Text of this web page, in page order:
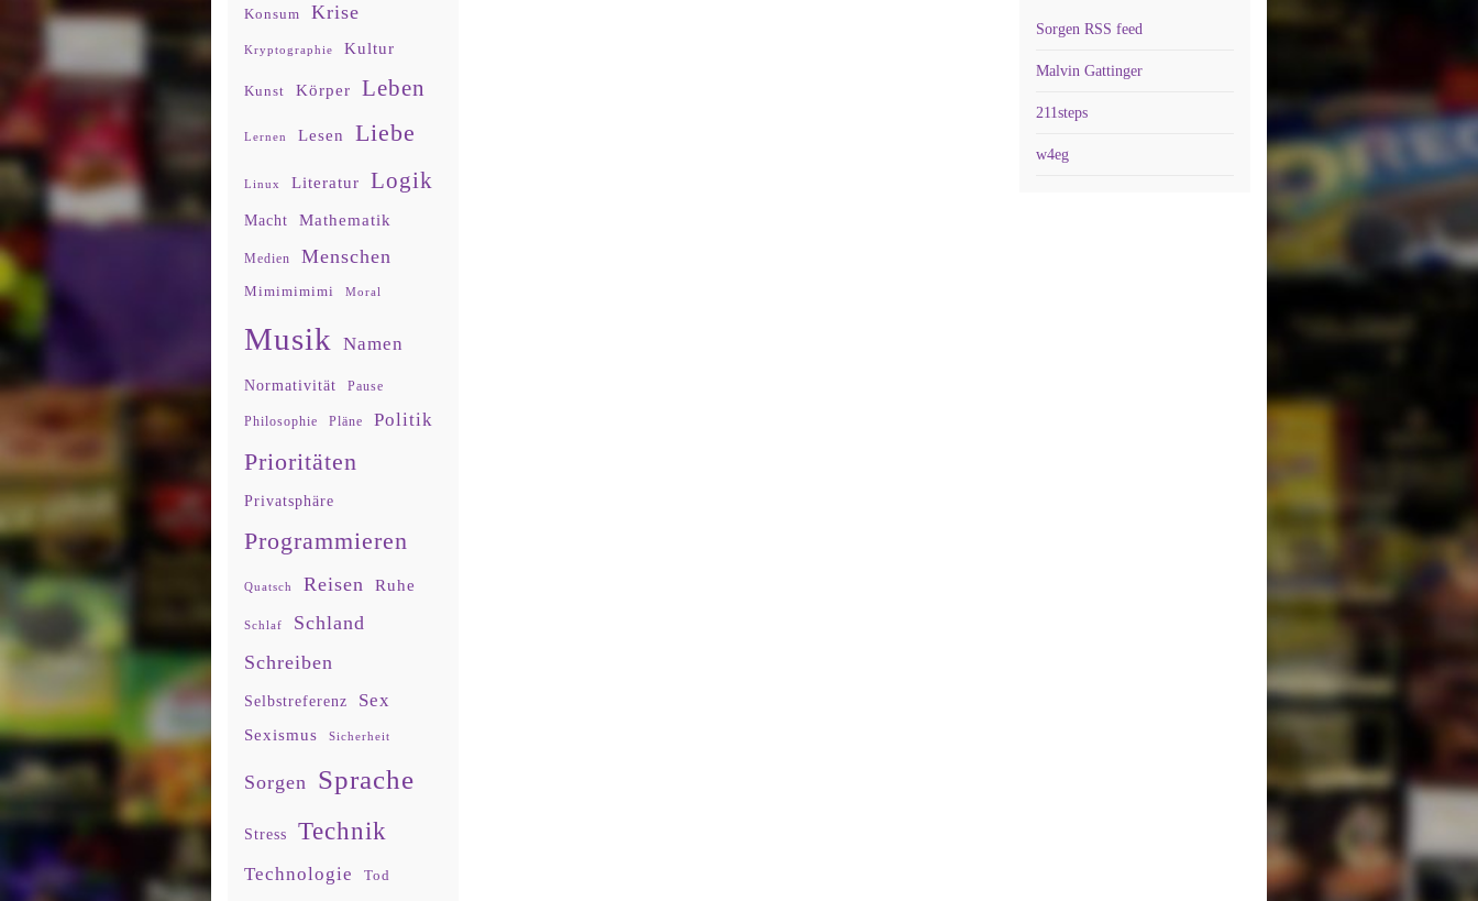
Konsum Krise
Kryptographie Kultur
Kunst Körper Leben
Lernen Lesen Liebe
Linux Literatur Logik
Macht Mathematik
Medien Menschen
Mimimimimi Moral
Musik Namen
Normativität Pause
Philosophie Pläne Politik
Prioritäten
Privatsphäre
Programmieren
Quatsch Reisen Ruhe
Schlaf
Schland
Schreiben
Selbstreferenz Sex
Sexismus Sicherheit
Sorgen Sprache
Stress Technik
Technologie Tod
Sorgen RSS feed
Malvin Gattinger
211steps
w4eg